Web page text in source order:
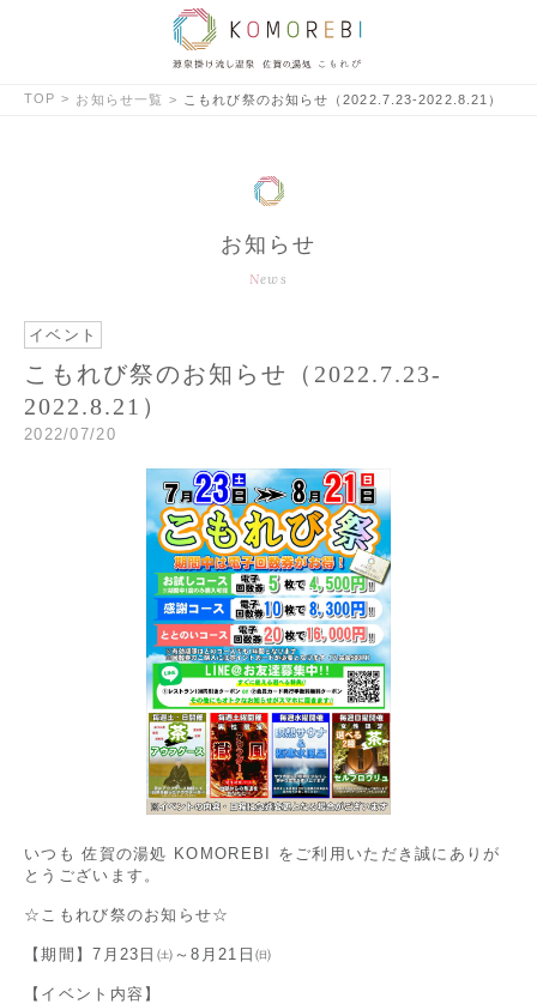
TOP お知らせ一覧 こもれび祭のお知らせ（2022.7.23-2022.8.21）
お知らせ
News
イベント
こもれび祭のお知らせ（2022.7.23-
2022.8.21）
2022/07/20
いつも 佐賀の湯処 KOMOREBI をご利用いただき誠にありが
とうございます。
☆こもれび祭のお知らせ☆
【期間】7月23日㈯～8月21日㈰
【イベント内容】